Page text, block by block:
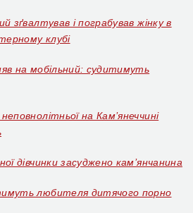
зґвалтував і пограбував жінку в
клубі
на мобільний: судитимуть
на Кам’янеччині
дівчинки засуджено кам’янчанина
любителя дитячого порно